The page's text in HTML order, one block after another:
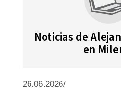
Noticias de
en
26.06.2026/